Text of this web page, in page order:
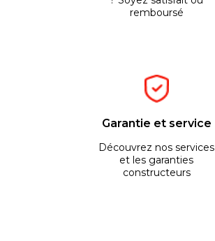
remboursé
Garantie et service
Découvrez nos services
et les garanties
constructeurs